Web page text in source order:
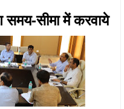
समय-सीमा में करवाये